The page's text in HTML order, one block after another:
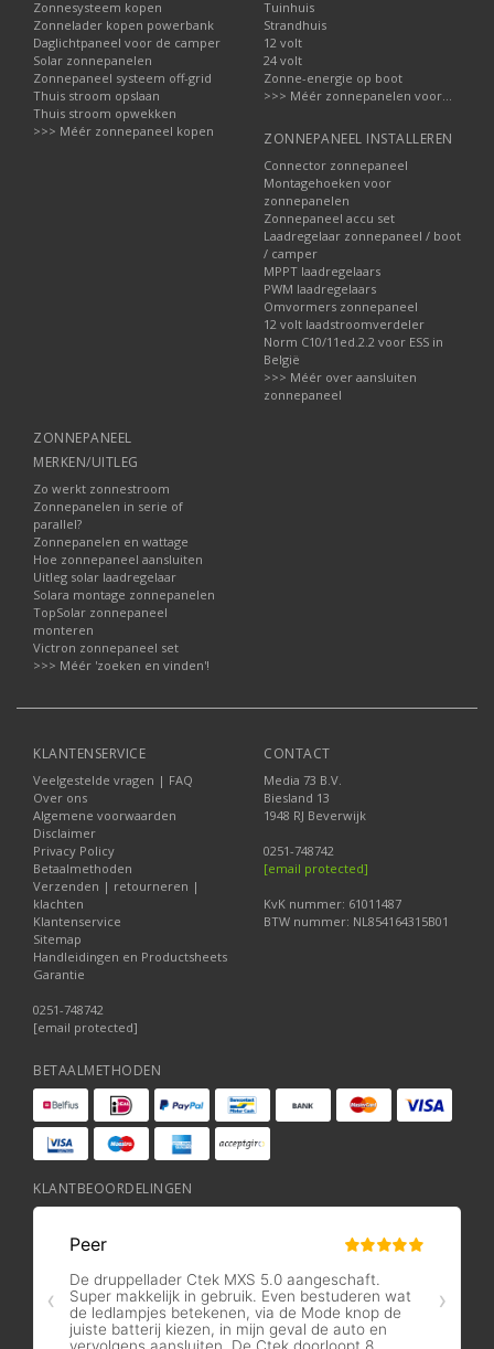
Zonnesysteem kopen
Zonnelader kopen powerbank
Daglichtpaneel voor de camper
Solar zonnepanelen
Zonnepaneel systeem off-grid
Thuis stroom opslaan
Thuis stroom opwekken
>>> Méér zonnepaneel kopen
Tuinhuis
Strandhuis
12 volt
24 volt
Zonne-energie op boot
>>> Méér zonnepanelen voor...
ZONNEPANEEL INSTALLEREN
Connector zonnepaneel
Montagehoeken voor
zonnepanelen
Zonnepaneel accu set
Laadregelaar zonnepaneel / boot
/ camper
MPPT laadregelaars
PWM laadregelaars
Omvormers zonnepaneel
12 volt laadstroomverdeler
Norm C10/11ed.2.2 voor ESS in
België
>>> Méér over aansluiten
zonnepaneel
ZONNEPANEEL
MERKEN/UITLEG
Zo werkt zonnestroom
Zonnepanelen in serie of
parallel?
Zonnepanelen en wattage
Hoe zonnepaneel aansluiten
Uitleg solar laadregelaar
Solara montage zonnepanelen
TopSolar zonnepaneel
monteren
Victron zonnepaneel set
>>> Méér 'zoeken en vinden'!
KLANTENSERVICE
Veelgestelde vragen | FAQ
Over ons
Algemene voorwaarden
Disclaimer
Privacy Policy
Betaalmethoden
Verzenden | retourneren |
klachten
Klantenservice
Sitemap
Handleidingen en Productsheets
Garantie
0251-748742
[email protected]
CONTACT
Media 73 B.V.
Biesland 13
1948 RJ Beverwijk
0251-748742
[email protected]
KvK nummer: 61011487
BTW nummer: NL854164315B01
BETAALMETHODEN
KLANTBEOORDELINGEN